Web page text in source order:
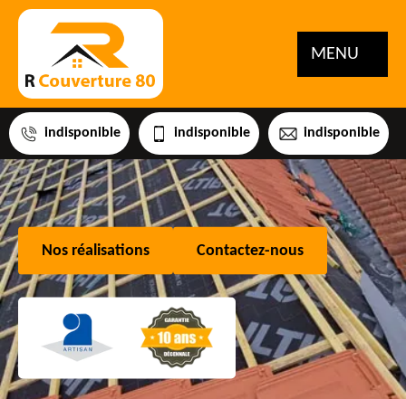
MENU
indisponible indisponible indisponible
Nos réalisations Contactez-nous